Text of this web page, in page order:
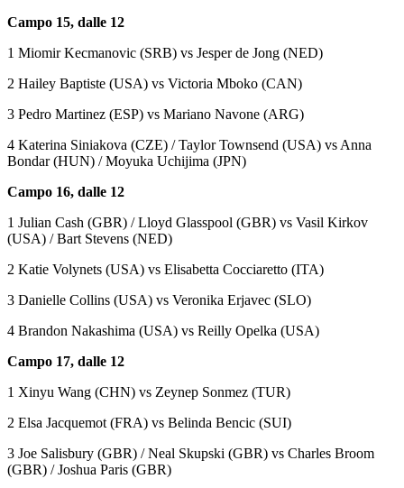
Campo 15, dalle 12
1 Miomir Kecmanovic (SRB) vs Jesper de Jong (NED)
2 Hailey Baptiste (USA) vs Victoria Mboko (CAN)
3 Pedro Martinez (ESP) vs Mariano Navone (ARG)
4 Katerina Siniakova (CZE) / Taylor Townsend (USA) vs Anna
Bondar (HUN) / Moyuka Uchijima (JPN)
Campo 16, dalle 12
1 Julian Cash (GBR) / Lloyd Glasspool (GBR) vs Vasil Kirkov
(USA) / Bart Stevens (NED)
2 Katie Volynets (USA) vs Elisabetta Cocciaretto (ITA)
3 Danielle Collins (USA) vs Veronika Erjavec (SLO)
4 Brandon Nakashima (USA) vs Reilly Opelka (USA)
Campo 17, dalle 12
1 Xinyu Wang (CHN) vs Zeynep Sonmez (TUR)
2 Elsa Jacquemot (FRA) vs Belinda Bencic (SUI)
3 Joe Salisbury (GBR) / Neal Skupski (GBR) vs Charles Broom
(GBR) / Joshua Paris (GBR)